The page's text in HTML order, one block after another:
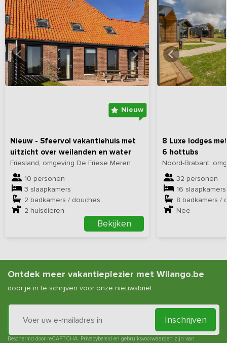
Nieuw
Nieuw - Sfeervol vakantiehuis met
uitzicht over weilanden en water
Friesland, omgeving De Friese Meren
10 personen
3 slaapkamers
2 badkamers / douches
2 huisdieren
Bekijken
Bekijkhieralle foto's
8 Luxe lodges
6 hottubs
Noord-Brabant,
32 personen
16 slaapkamers
8 badkamers /
Nee
Bekijk
Ontdek meer vakantieplezier met Wilango.be
door je in te schrijven voor onze nieuwsbrief.
Inschrijven
Beschermd door reCAPTCHA. Privacybeleid en gebruiksvoorwaarden zijn van